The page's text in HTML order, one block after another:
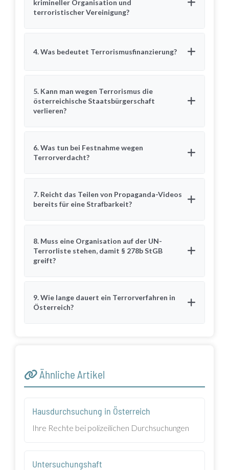
krimineller Organisation und
terroristischer Vereinigung?
4. Was bedeutet Terrorismusfinanzierung?
5. Kann man wegen Terrorismus die
österreichische Staatsbürgerschaft
verlieren?
6. Was tun bei Festnahme wegen
Terrorverdacht?
7. Reicht das Teilen von Propaganda-Videos
bereits für eine Strafbarkeit?
8. Muss eine Organisation auf der UN-
Terrorliste stehen, damit § 278b StGB
greift?
9. Wie lange dauert ein Terrorverfahren in
Österreich?
Ähnliche Artikel
Hausdurchsuchung in Österreich
Ihre Rechte bei polizeilichen Durchsuchungen
Untersuchungshaft